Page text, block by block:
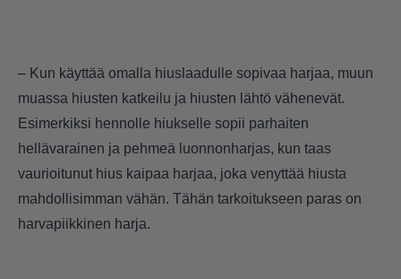
– Kun käyttää omalla hiuslaadulle sopivaa harjaa, muun
muassa hiusten katkeilu ja hiusten lähtö vähenevät.
Esimerkiksi hennolle hiukselle sopii parhaiten
hellävarainen ja pehmeä luonnonharjas, kun taas
vaurioitunut hius kaipaa harjaa, joka venyttää hiusta
mahdollisimman vähän. Tähän tarkoitukseen paras on
harvapiikkinen harja.